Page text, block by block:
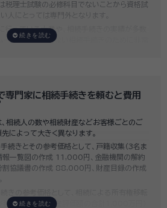
税理士試験の必修科目でないことから資格試
人にとっては専門外となります。
行っている士業や、相続手続きの実績が多数
ーズで間違いのない相続手続きのために非常
専門家に相続手続きを頼むと費用
相続人の数や相続財産などお客様ごとのご
によって大きく異なります。
続きとその参考価格として、戸籍収集（3名ま
報一覧図の作成 11,000円、金融機関の解約
割協議書の作成 88,000円、財産目録の作成
建物1棟（固定資産評価額の合計1,000万円）